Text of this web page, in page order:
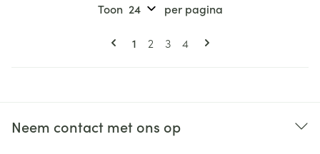
Pagina's
U lees momenteel pagina
1 Pagina
2 Pagina
3 Pagina
4
Toon per pagina
Neem contact met ons op